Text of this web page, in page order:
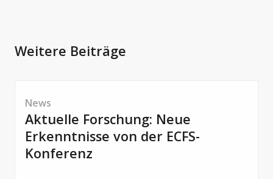
Weitere Beiträge
News
Aktuelle Forschung: Neue
Erkenntnisse von der ECFS-
Konferenz